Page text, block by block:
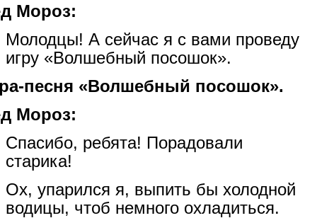
Мороз:
Молодцы! А сейчас я с вами проведу
игру «Волшебный посошок».
песня «Волшебный посошок».
Мороз:
Спасибо, ребята! Порадовали
старика!
Ох, упарился я, выпить бы холодной
водицы, чтоб немного охладиться.